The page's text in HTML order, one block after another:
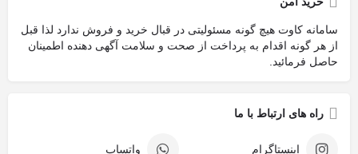
سامانه کاوت هیچ گونه مسئولیتی در قبال خرید و فروش ندارد لذا قبل
از هر گونه اقدام به پرداخت از صحت و سلامت آگهی دهنده اطمینان
حاصل فرمائید.
راه های ارتباط با ما
اینستاگرام واتساپ